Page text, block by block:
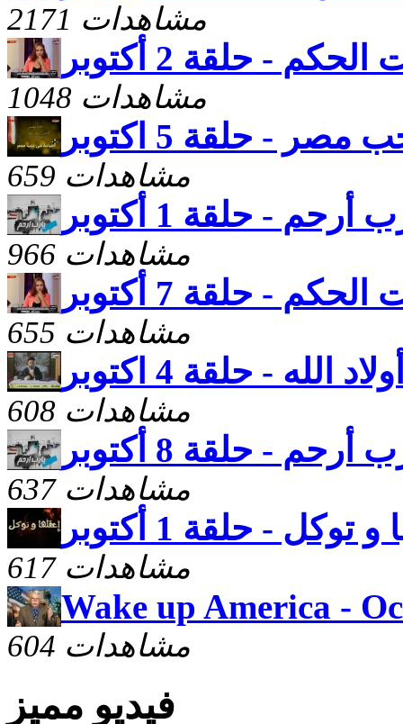
2171 مشاهدات
الحكم - حلقة 2 أكتوبر
1048 مشاهدات
- حلقة 5 اكتوبر
659 مشاهدات
أرحم - حلقة 1 أكتوبر
966 مشاهدات
الحكم - حلقة 7 أكتوبر
655 مشاهدات
الله - حلقة 4 اكتوبر
608 مشاهدات
أرحم - حلقة 8 أكتوبر
637 مشاهدات
توكل - حلقة 1 أكتوبر
617 مشاهدات
Wake up America -
604 مشاهدات
فيديو مميز